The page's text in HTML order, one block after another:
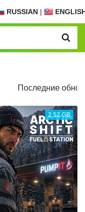
RUSSIAN |
Последние
2.52 GB